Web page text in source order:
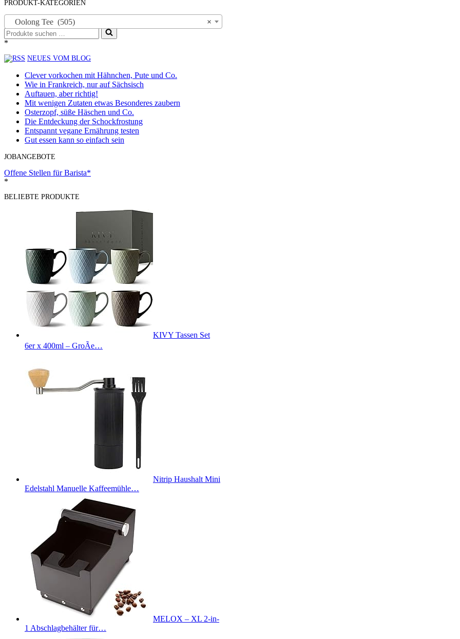
PRODUKT-KATEGORIEN
×
Oolong Tee (505)
Suchen
nach …
*
NEUES VOM BLOG
Clever vorkochen mit Hähnchen, Pute und Co.
Wie in Frankreich, nur auf Sächsisch
Auftauen, aber richtig!
Mit wenigen Zutaten etwas Besonderes zaubern
Osterzopf, süße Häschen und Co.
Die Entdeckung der Schockfrostung
Entspannt vegane Ernährung testen
Gut essen kann so einfach sein
JOBANGEBOTE
Offene Stellen für Barista*
*
BELIEBTE PRODUKTE
KIVY Tassen Set
6er x 400ml – GroÃe…
Nitrip Haushalt Mini
Edelstahl Manuelle Kaffeemühle…
MELOX – XL 2-in-
1 Abschlagbehälter für…